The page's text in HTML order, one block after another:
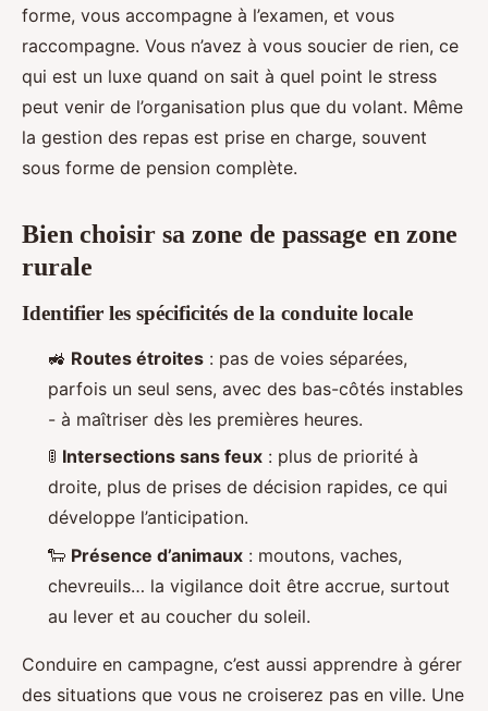
forme, vous accompagne à l’examen, et vous
raccompagne. Vous n’avez à vous soucier de rien, ce
qui est un luxe quand on sait à quel point le stress
peut venir de l’organisation plus que du volant. Même
la gestion des repas est prise en charge, souvent
sous forme de pension complète.
Bien choisir sa zone de passage en zone
rurale
Identifier les spécificités de la conduite locale
🚜 Routes étroites : pas de voies séparées,
parfois un seul sens, avec des bas-côtés instables
- à maîtriser dès les premières heures.
🚦 Intersections sans feux : plus de priorité à
droite, plus de prises de décision rapides, ce qui
développe l’anticipation.
🐑 Présence d’animaux : moutons, vaches,
chevreuils… la vigilance doit être accrue, surtout
au lever et au coucher du soleil.
Conduire en campagne, c’est aussi apprendre à gérer
des situations que vous ne croiserez pas en ville. Une